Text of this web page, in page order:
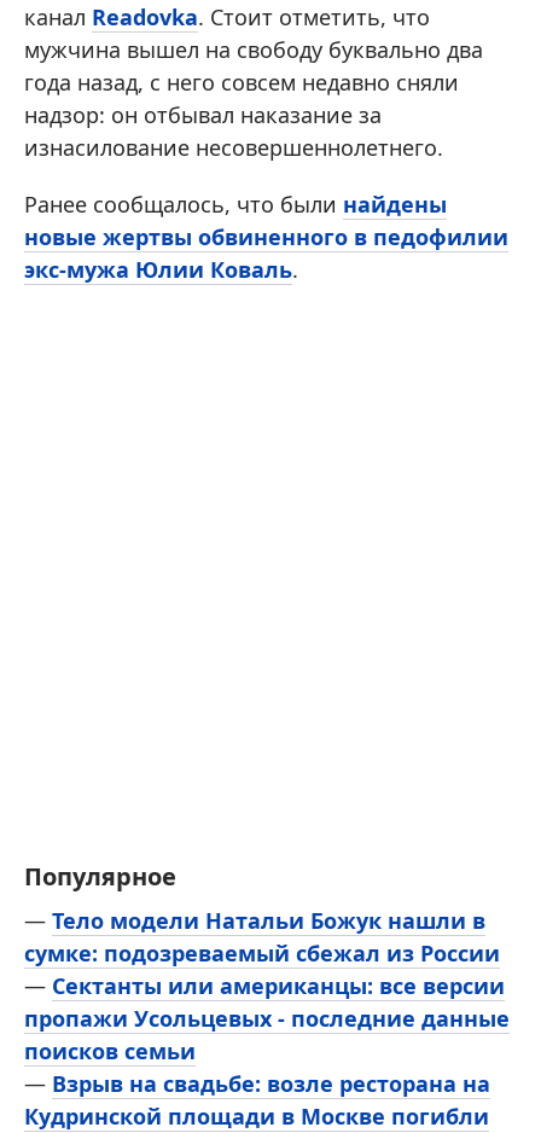
канал Readovka. Стоит отметить, что
мужчина вышел на свободу буквально два
года назад, с него совсем недавно сняли
надзор: он отбывал наказание за
изнасилование несовершеннолетнего.
Ранее сообщалось, что были найдены
новые жертвы обвиненного в педофилии
экс-мужа Юлии Коваль.
Популярное
— Тело модели Натальи Божук нашли в
сумке: подозреваемый сбежал из России
— Сектанты или американцы: все версии
пропажи Усольцевых - последние данные
поисков семьи
— Взрыв на свадьбе: возле ресторана на
Кудринской площади в Москве погибли